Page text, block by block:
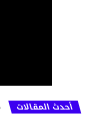
أحدث المقالات